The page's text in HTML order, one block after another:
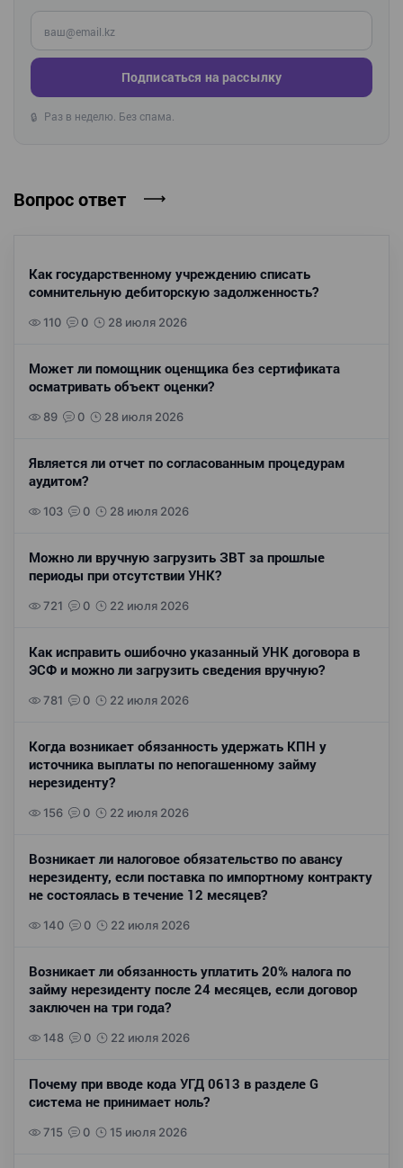
Введите ваш e-mail
Подписаться на рассылку
🔒 Раз в неделю. Без спама.
Вопрос ответ
Как государственному учреждению списать
сомнительную дебиторскую задолженность?
110 0 28 июля 2026
Может ли помощник оценщика без сертификата
осматривать объект оценки?
89 0 28 июля 2026
Является ли отчет по согласованным процедурам
аудитом?
103 0 28 июля 2026
Можно ли вручную загрузить ЗВТ за прошлые
периоды при отсутствии УНК?
721 0 22 июля 2026
Как исправить ошибочно указанный УНК договора в
ЭСФ и можно ли загрузить сведения вручную?
781 0 22 июля 2026
Когда возникает обязанность удержать КПН у
источника выплаты по непогашенному займу
нерезиденту?
156 0 22 июля 2026
Возникает ли налоговое обязательство по авансу
нерезиденту, если поставка по импортному контракту
не состоялась в течение 12 месяцев?
140 0 22 июля 2026
Возникает ли обязанность уплатить 20% налога по
займу нерезиденту после 24 месяцев, если договор
заключен на три года?
148 0 22 июля 2026
Почему при вводе кода УГД 0613 в разделе G
система не принимает ноль?
715 0 15 июля 2026